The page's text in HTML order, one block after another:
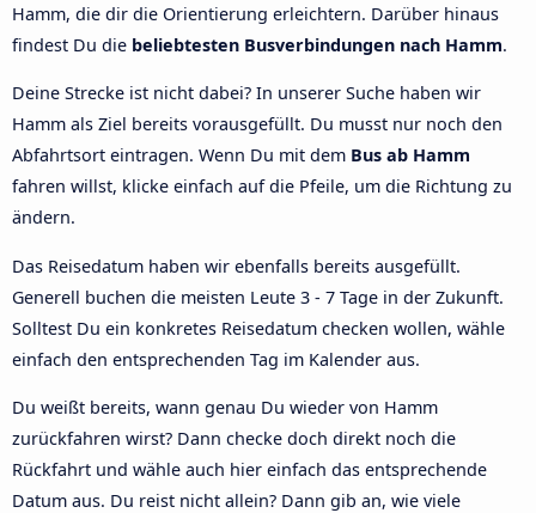
Hamm, die dir die Orientierung erleichtern. Darüber hinaus
findest Du die beliebtesten Busverbindungen nach Hamm.
Deine Strecke ist nicht dabei? In unserer Suche haben wir
Hamm als Ziel bereits vorausgefüllt. Du musst nur noch den
Abfahrtsort eintragen. Wenn Du mit dem Bus ab Hamm
fahren willst, klicke einfach auf die Pfeile, um die Richtung zu
ändern.
Das Reisedatum haben wir ebenfalls bereits ausgefüllt.
Generell buchen die meisten Leute 3 - 7 Tage in der Zukunft.
Solltest Du ein konkretes Reisedatum checken wollen, wähle
einfach den entsprechenden Tag im Kalender aus.
Du weißt bereits, wann genau Du wieder von Hamm
zurückfahren wirst? Dann checke doch direkt noch die
Rückfahrt und wähle auch hier einfach das entsprechende
Datum aus. Du reist nicht allein? Dann gib an, wie viele